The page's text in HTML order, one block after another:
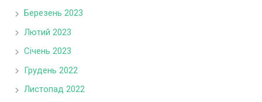
Березень 2023
Лютий 2023
Січень 2023
Грудень 2022
Листопад 2022